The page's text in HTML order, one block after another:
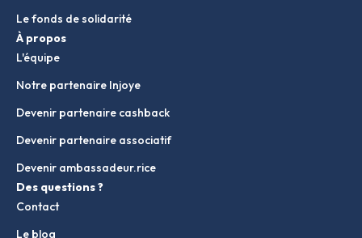
Le fonds de solidarité
À propos
L'équipe
Notre partenaire Injoye
Devenir partenaire cashback
Devenir partenaire associatif
Devenir ambassadeur.rice
Des questions ?
Contact
Le blog